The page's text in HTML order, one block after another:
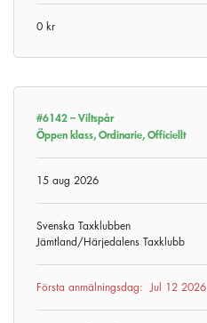
0 kr
#6142 –Viltspår
Öppen klass, Ordinarie, Officiellt
15 aug 2026
Svenska Taxklubben
Jämtland/Härjedalens Taxklubb
Första anmälningsdag:Jul 12 2026